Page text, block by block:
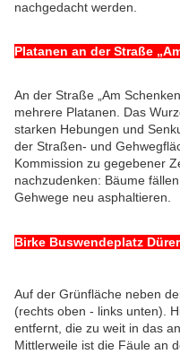
nachgedacht werden.
Platanen an der Straße
An der Straße „Am
mehrere Platanen. Das
starken Hebungen und
der Straßen- und
Kommission zu gegebener
nachzudenken: Bäume
Gehwege neu asphaltieren.
Birke Buswendeplatz
Auf der Grünfläche neben
(rechts oben - links unten).
entfernt, die zu weit in das
Mittlerweile ist die Fäule an